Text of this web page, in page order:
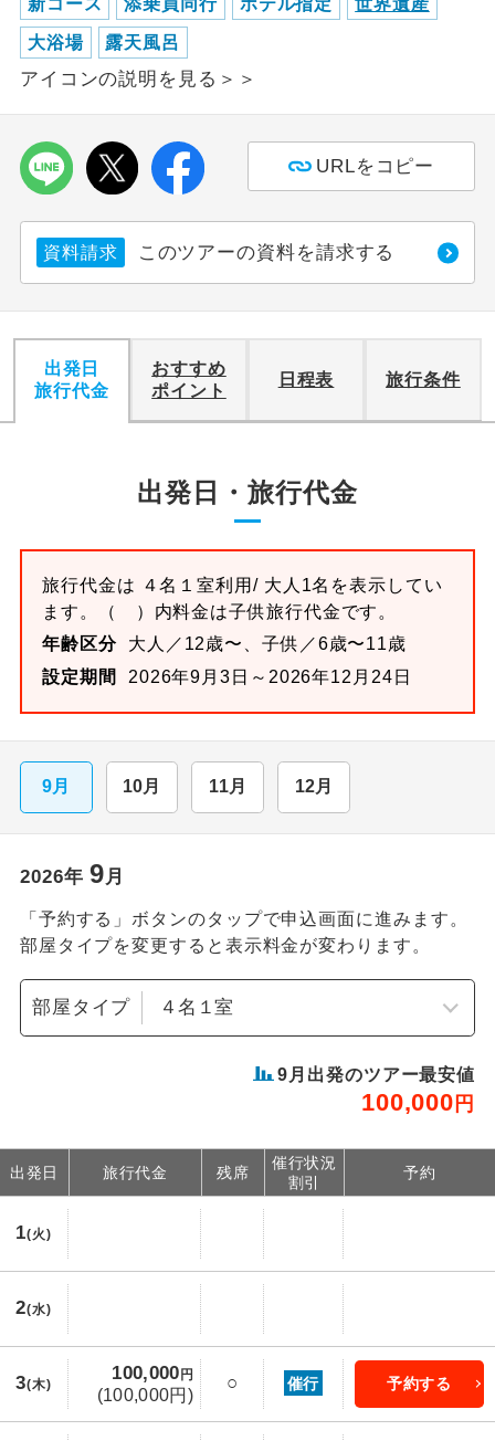
新コース 添乗員同行 ホテル指定 世界遺産
大浴場 露天風呂
アイコンの説明を見る＞＞
URLをコピー
資料請求 このツアーの資料を請求する
出発日
旅行代金
おすすめ
ポイント
日程表 旅行条件
出発日・旅行代金
旅行代金は ４名１室利用/ 大人1名を表示してい
ます。
（ ）内料金は子供旅行代金です。
年齢区分
大人／12歳〜、子供／6歳〜11歳
設定期間
2026年9月3日～2026年12月24日
9月 10月 11月 12月
2026年 9月
「予約する」ボタンのタップで申込画面に進みます。
部屋タイプを変更すると表示料金が変わります。
部屋タイプ
9 月出発のツアー最安値
100,000 円
出発日 旅行代金 残席
催行状況
割引
予約
1(火)
2(水)
3(木)
100,000 円
(100,000円)
○ 催行 予約する
航空会社指定
画にとても便利です。
ホテル指定
ご紹介するホテルを指定したコースで
おひとり様バ
ス2席利用
おひとり様でバス席を2席利⽤できま
す。